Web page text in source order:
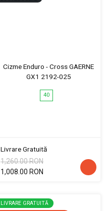
Cizme Enduro - Cross GAERNE
GX1 2192-025
40
Livrare Gratuită
1,260.00 RON
1,008.00 RON
LIVRARE GRATUITĂ